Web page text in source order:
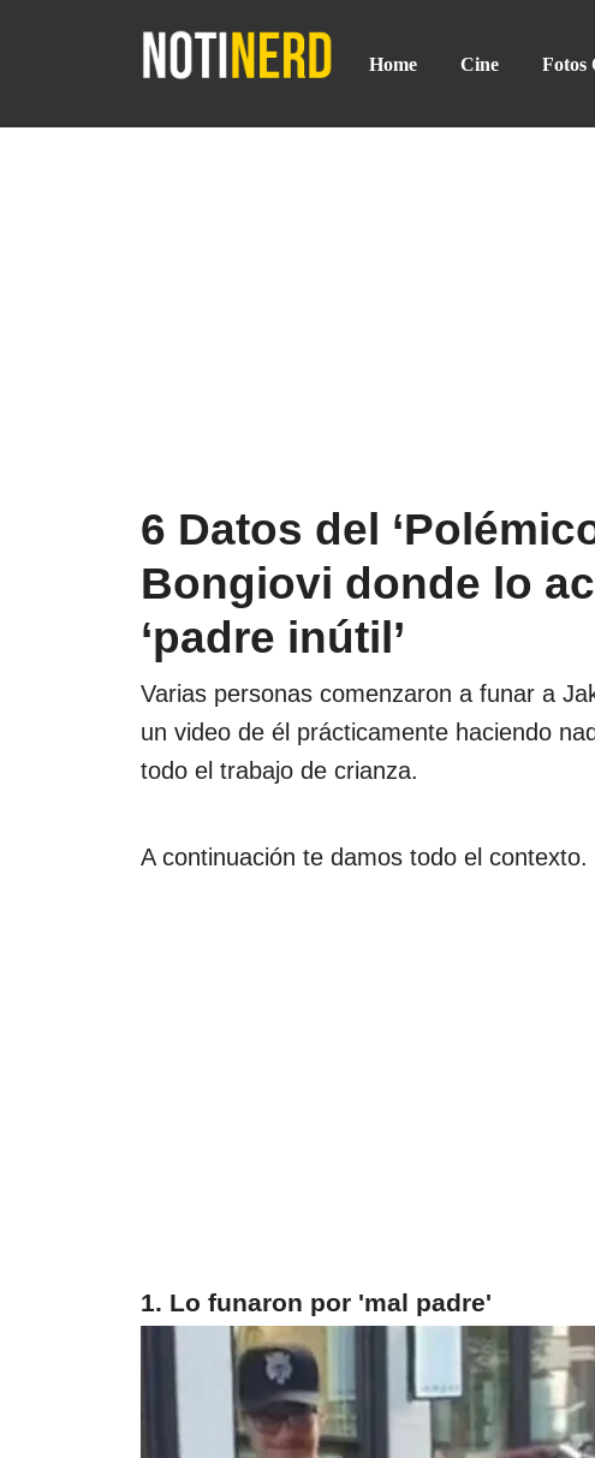
Home Cine Fotos
6 Datos del
Bongiovi donde lo
‘padre inútil’
Varias personas comenzaron a funar a
un video de él prácticamente haciendo
todo el trabajo de crianza.
A continuación te damos todo el contexto.
1. Lo funaron por 'mal padre'